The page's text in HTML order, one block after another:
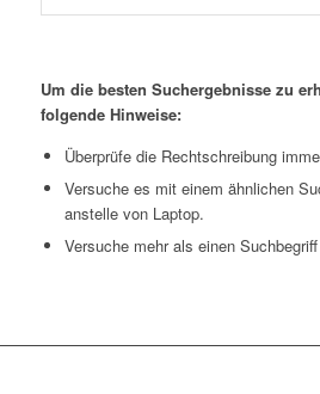
Um die besten Suchergebnisse zu
folgende Hinweise:
Überprüfe die Rechtschreibung
Versuche es mit einem ähnlichen
anstelle von Laptop.
Versuche mehr als einen